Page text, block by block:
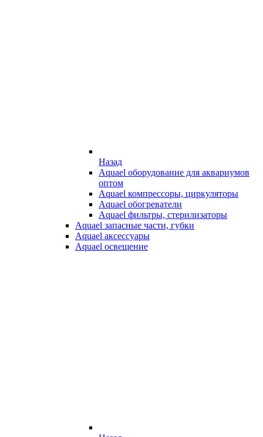
Назад
Aquael оборудование для аквариумов
оптом
Aquael компрессоры, циркуляторы
Aquael обогреватели
Aquael фильтры, стерилизаторы
Aquael запасные части, губки
Aquael аксессуары
Aquael освещение